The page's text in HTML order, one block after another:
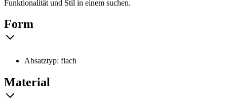
Funktionalität und Stil in einem suchen.
Form
Absatztyp: flach
Material